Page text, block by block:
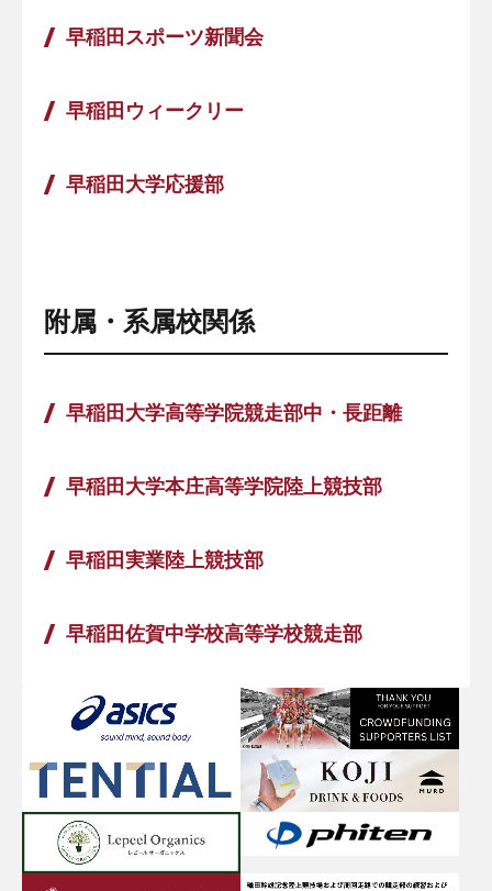
早稲田スポーツ新聞会
早稲田ウィークリー
早稲田大学応援部
附属・系属校関係
早稲田大学高等学院競走部中・長距離
早稲田大学本庄高等学院陸上競技部
早稲田実業陸上競技部
早稲田佐賀中学校高等学校競走部